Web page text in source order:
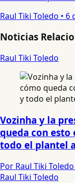
Raul Tiki Toledo • 6
Noticias
Raul Tiki Toledo
Vozinha y la
queda con
todo el plantel
Por Raul Tiki Toledo
Raul Tiki Toledo